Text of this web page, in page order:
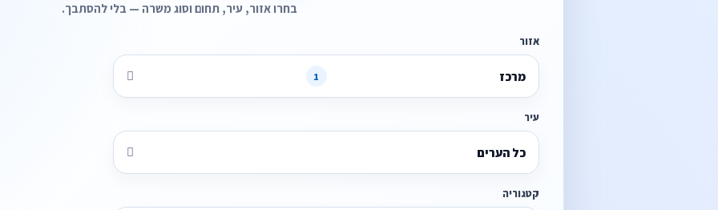
בחרו אזור, עיר, תחום וסוג משרה — בלי להסתבך.
אזור
מרכז 1
עיר
כל הערים
קטגוריה